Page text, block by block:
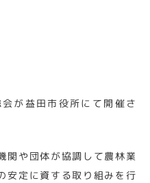
が益田市役所にて開催さ
関や団体が協調して農林業
安定に資する取り組みを行